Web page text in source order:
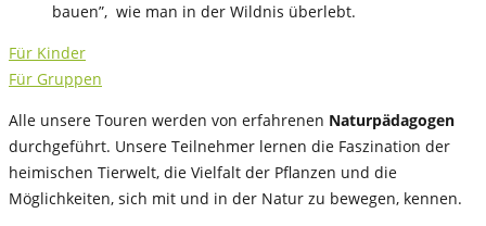
bauen”, wie man in der Wildnis überlebt.
Für Kinder
Für Gruppen
Alle unsere Touren werden von erfahrenen Naturpädagogen
durchgeführt. Unsere Teilnehmer lernen die Faszination der
heimischen Tierwelt, die Vielfalt der Pflanzen und die
Möglichkeiten, sich mit und in der Natur zu bewegen, kennen.